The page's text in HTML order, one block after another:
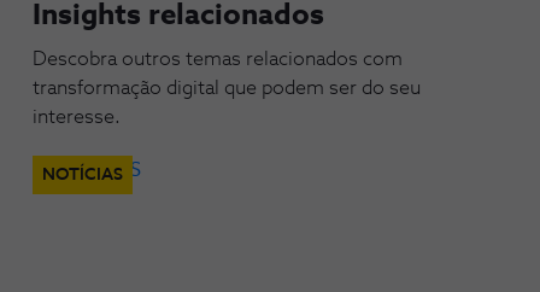
Insights relacionados
Descobra outros temas relacionados com
transformação digital que podem ser do seu
interesse.
NOTÍCIAS